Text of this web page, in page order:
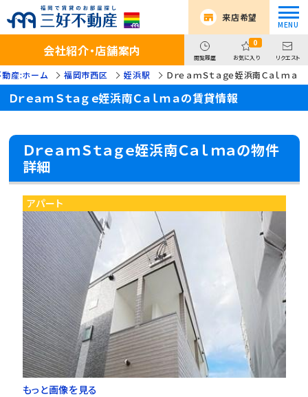
来店希望
会社紹介・店舗案内 閲覧履歴
0
お気に入り リクエスト
産:ホーム 福岡市西区 姪浜駅 ＤｒｅａｍＳｔａｇｅ姪浜南Ｃａｌｍａ
ＤｒｅａｍＳｔａｇｅ姪浜南Ｃａｌｍａの賃貸情報
ＤｒｅａｍＳｔａｇｅ姪浜南Ｃａｌｍａの物件
詳細
アパート
もっと画像を見る